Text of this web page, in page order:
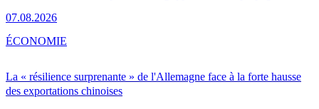
07.08.2026
La « résilience surprenante » de l'Allemagne face à la forte hausse
des exportations chinoises
ÉCONOMIE